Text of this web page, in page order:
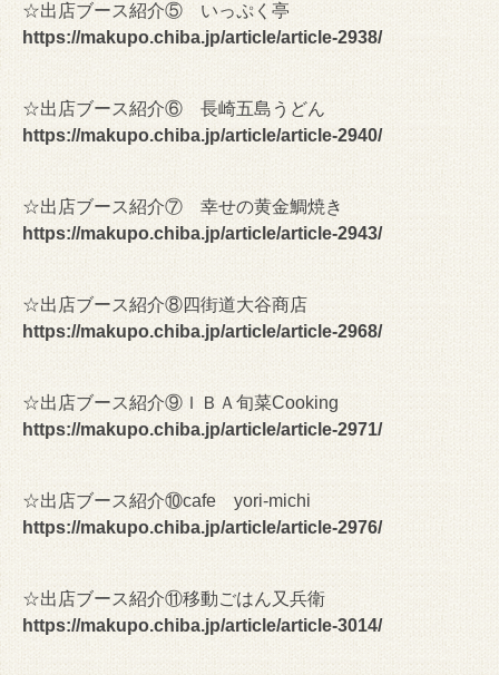
☆出店ブース紹介⑤ いっぷく亭
https://makupo.chiba.jp/article/article-2938/
☆出店ブース紹介⑥ 長崎五島うどん
https://makupo.chiba.jp/article/article-2940/
☆出店ブース紹介⑦ 幸せの黄金鯛焼き
https://makupo.chiba.jp/article/article-2943/
☆出店ブース紹介⑧四街道大谷商店
https://makupo.chiba.jp/article/article-2968/
☆出店ブース紹介⑨ＩＢＡ旬菜Cooking
https://makupo.chiba.jp/article/article-2971/
☆出店ブース紹介⑩cafe yori-michi
https://makupo.chiba.jp/article/article-2976/
☆出店ブース紹介⑪移動ごはん又兵衛
https://makupo.chiba.jp/article/article-3014/